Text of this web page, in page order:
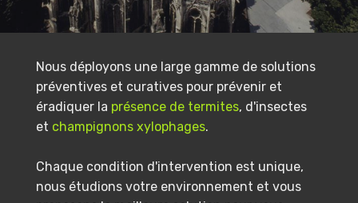
Nous déployons une large gamme de solutions
préventives et curatives pour prévenir et
éradiquer la présence de termites, d'insectes
et champignons xylophages.
Chaque condition d'intervention est unique,
nous étudions votre environnement et vous